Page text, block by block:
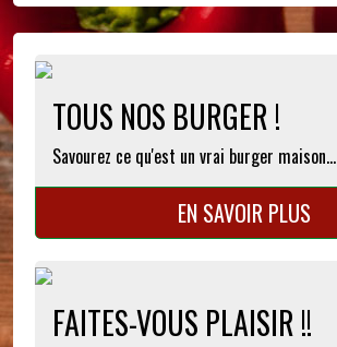
TOUS NOS BURGER !
Savourez ce qu'est un vrai burger maison...
EN SAVOIR PLUS
FAITES-VOUS PLAISIR !!